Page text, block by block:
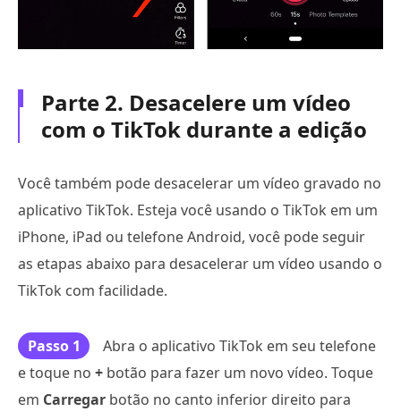
Parte 2. Desacelere um vídeo
com o TikTok durante a edição
Você também pode desacelerar um vídeo gravado no
aplicativo TikTok. Esteja você usando o TikTok em um
iPhone, iPad ou telefone Android, você pode seguir
as etapas abaixo para desacelerar um vídeo usando o
TikTok com facilidade.
Passo 1
Abra o aplicativo TikTok em seu telefone
e toque no + botão para fazer um novo vídeo. Toque
em Carregar botão no canto inferior direito para